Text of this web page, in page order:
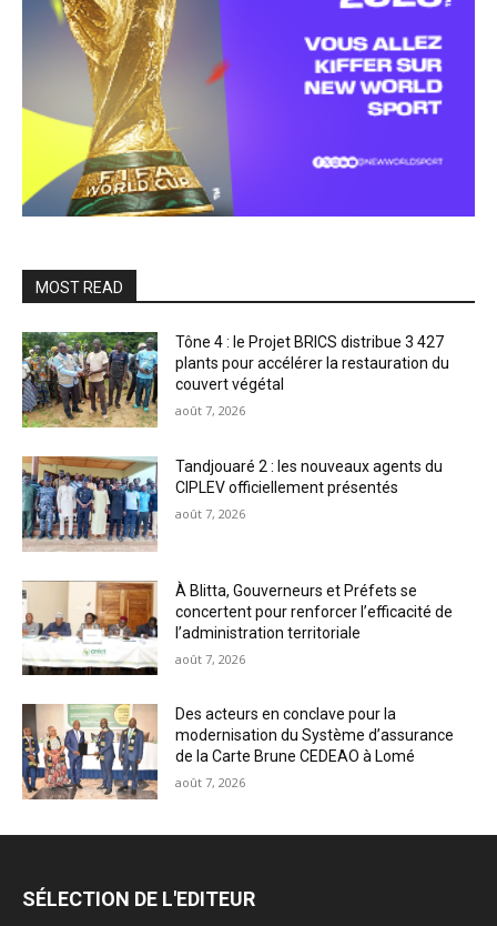
MOST READ
Tône 4 : le Projet BRICS distribue 3 427
plants pour accélérer la restauration du
couvert végétal
août 7, 2026
Tandjouaré 2 : les nouveaux agents du
CIPLEV officiellement présentés
août 7, 2026
À Blitta, Gouverneurs et Préfets se
concertent pour renforcer l’efficacité de
l’administration territoriale
août 7, 2026
Des acteurs en conclave pour la
modernisation du Système d’assurance
de la Carte Brune CEDEAO à Lomé
août 7, 2026
SÉLECTION DE L'EDITEUR